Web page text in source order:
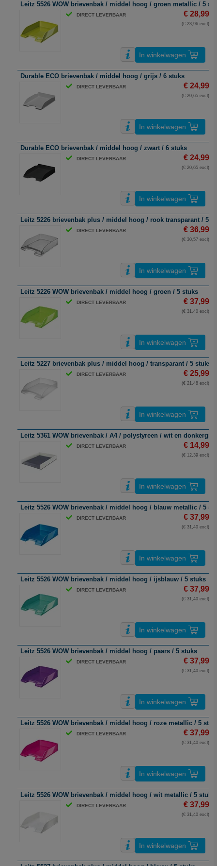
Leitz 5526 WOW brievenbak / middel hoog / groen metallic / 5
DIRECT LEVERBAAR € 28,99
(€ 23,96 excl)
In winkelwagen
Durable ECO brievenbak / middel hoog / grijs / 6 stuks
DIRECT LEVERBAAR € 24,99
(€ 20,65 excl)
In winkelwagen
Durable ECO brievenbak / middel hoog / zwart / 6 stuks
DIRECT LEVERBAAR € 24,99
(€ 20,65 excl)
In winkelwagen
Leitz 5226 brievenbak plus / middel hoog / rook transparant / 5
DIRECT LEVERBAAR € 36,99
(€ 30,57 excl)
In winkelwagen
Leitz 5226 WOW brievenbak / middel hoog / groen / 5 stuks
DIRECT LEVERBAAR € 37,99
(€ 31,40 excl)
In winkelwagen
Leitz 5227 brievenbak plus / middel hoog / transparant / 5 stuks
DIRECT LEVERBAAR € 25,99
(€ 21,48 excl)
In winkelwagen
Leitz 5361 WOW brievenbak / A4 / polystyreen / wit en
DIRECT LEVERBAAR € 14,99
(€ 12,39 excl)
In winkelwagen
Leitz 5526 WOW brievenbak / middel hoog / blauw metallic / 5
DIRECT LEVERBAAR € 37,99
(€ 31,40 excl)
In winkelwagen
Leitz 5526 WOW brievenbak / middel hoog / ijsblauw / 5 stuks
DIRECT LEVERBAAR € 37,99
(€ 31,40 excl)
In winkelwagen
Leitz 5526 WOW brievenbak / middel hoog / paars / 5 stuks
DIRECT LEVERBAAR € 37,99
(€ 31,40 excl)
In winkelwagen
Leitz 5526 WOW brievenbak / middel hoog / roze metallic / 5
DIRECT LEVERBAAR € 37,99
(€ 31,40 excl)
In winkelwagen
Leitz 5526 WOW brievenbak / middel hoog / wit metallic / 5 stuks
DIRECT LEVERBAAR € 37,99
(€ 31,40 excl)
In winkelwagen